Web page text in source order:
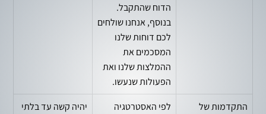
הדוח שהתקבל.
בנוסף, אנחנו שולחים
לכם דוחות שלנו
המסכמים את
ההמלצות שלנו ואת
הפעולות שנעשו.
התקדמות של
לפי האסטרטגיה
יהיה קשה עד בלתי